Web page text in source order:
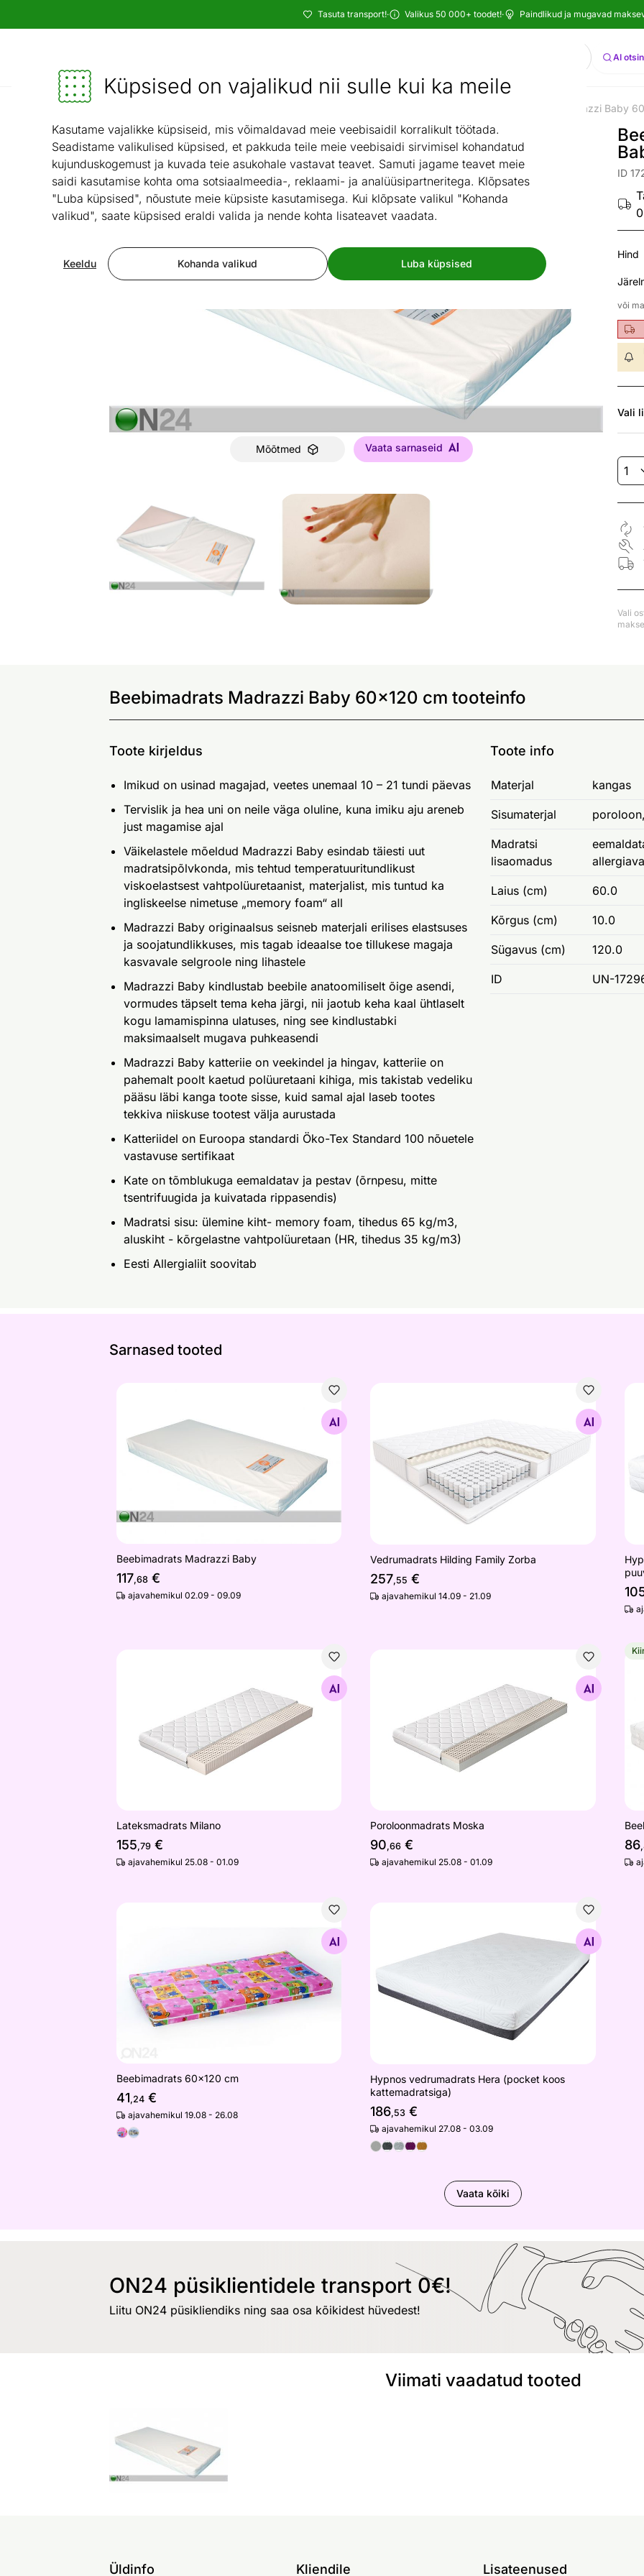
Küpsised on vajalikud nii sulle kui ka meile
Kasutame vajalikke küpsiseid, mis võimaldavad meie veebisaidil korralikult töötada.
Seadistame valikulised küpsised, et pakkuda teile meie veebisaidi sirvimisel kohandatud
kujunduskogemust ja kuvada teie asukohale vastavat teavet. Samuti jagame teavet meie
saidi kasutamise kohta oma sotsiaalmeedia-, reklaami- ja analüüsipartneritega. Klõpsates
"Luba küpsised", nõustute meie küpsiste kasutamisega. Kui klõpsate valikul "Kohanda
valikud", saate küpsised eraldi valida ja nende kohta lisateavet vaadata.
Kohanda valikud Luba küpsised
Keeldu
Tasuta transport!· Valikus 50 000+ toodet!· Paindlikud ja mugavad
Mööbel ja sisustus - ON24
Otsi AI
Beebimadrats Madrazzi Baby
Mõõtmed Vaata sarnaseid
ID
Hind
või
Vali
Vali
Beebimadrats Madrazzi Baby 60x120 cm tooteinfo
Toote kirjeldus
Imikud on usinad magajad, veetes unemaal 10 – 21 tundi päevas
Tervislik ja hea uni on neile väga oluline, kuna imiku aju areneb
just magamise ajal
Väikelastele mõeldud Madrazzi Baby esindab täiesti uut
madratsipõlvkonda, mis tehtud temperatuuritundlikust
viskoelastsest vahtpolüuretaanist, materjalist, mis tuntud ka
ingliskeelse nimetuse „memory foam“ all
Madrazzi Baby originaalsus seisneb materjali erilises elastsuses
ja soojatundlikkuses, mis tagab ideaalse toe tillukese magaja
kasvavale selgroole ning lihastele
Madrazzi Baby kindlustab beebile anatoomiliselt õige asendi,
vormudes täpselt tema keha järgi, nii jaotub keha kaal ühtlaselt
kogu lamamispinna ulatuses, ning see kindlustabki
maksimaalselt mugava puhkeasendi
Madrazzi Baby katteriie on veekindel ja hingav, katteriie on
pahemalt poolt kaetud polüuretaani kihiga, mis takistab vedeliku
pääsu läbi kanga toote sisse, kuid samal ajal laseb tootes
tekkiva niiskuse tootest välja aurustada
Katteriidel on Euroopa standardi Öko-Tex Standard 100 nõuetele
vastavuse sertifikaat
Kate on tõmblukuga eemaldatav ja pestav (õrnpesu, mitte
tsentrifuugida ja kuivatada rippasendis)
Madratsi sisu: ülemine kiht- memory foam, tihedus 65 kg/m3,
aluskiht - kõrgelastne vahtpolüuretaan (HR, tihedus 35 kg/m3)
Eesti Allergialiit soovitab
Toote info
Materjal kangas
Sisumaterjal
Madratsi
lisaomadus
Laius (cm) 60.0
Kõrgus (cm) 10.0
Sügavus (cm) 120.0
ID UN-
Sarnased tooted
Beebimadrats Madrazzi Baby
117,68 €
ajavahemikul 02.09 - 09.09
Vedrumadrats Hilding Family Zorba
257,55 €
ajavahemikul 14.09 - 21.09
Lateksmadrats Milano
155,79 €
ajavahemikul 25.08 - 01.09
Otsi sarnaseid
Poroloonmadrats Moska
90,66 €
ajavahemikul 25.08 - 01.09
86
Beebimadrats 60x120 cm
41,24 €
ajavahemikul 19.08 - 26.08
Hypnos vedrumadrats Hera (pocket koos
Otsi sarnaseid
Hypnos vedrumadrats Hera (pocket koos
kattemadratsiga)
186,53 €
ajavahemikul 27.08 - 03.09
Vaata kõiki
ON24 püsiklientidele transport 0€!
Liitu ON24 püsikliendiks ning saa osa kõikidest hüvedest!
Viimati vaadatud tooted
Üldinfo Kliendile Lisateenused